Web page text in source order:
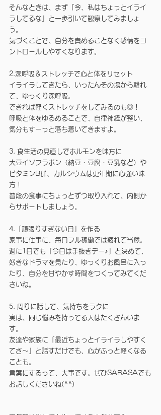
そんなときは、まず「今、私はちょっとイライ
ラしてるな」と一歩引いて観察してみましょ
う。
気づくことで、自分を責めることなく感情をコ
ントロールしやすくなります。
2.深呼吸＆ストレッチで心と体をリセット
イライラしてきたら、いったんその場から離れ
て、ゆっくり深呼吸。
できれば軽くストレッチをしてみるのも◎！
呼吸と体をゆるめることで、自律神経が整い、
気分もすーっと落ち着いてきますよ。
3. 食生活の見直しでホルモンを味方に
大豆イソフラボン（納豆・豆腐・豆乳など）や
ビタミンB群、カルシウムは更年期に心強い味
方！
普段の食事にちょっとずつ取り入れて、内側か
らサポートしましょう。
4.「頑張りすぎない日」を作る
家事に仕事に、毎日フル稼働では疲れて当然。
週に1日でも「今日は手抜きデー♪」と決めて、
好きなドラマを見たり、ゆっくりお風呂に入っ
たり、自分を甘やかす時間をつくってみてくだ
さいね。
5. 周りに話して、気持ちをラクに
実は、同じ悩みを持ってる人はたくさんいま
す。
友達や家族に「最近ちょっとイライラしやすく
てさ～」と話すだけでも、心がふっと軽くなる
ことも。
言葉にするって、大事です。ぜひSARASAでも
お話しくださいね(^^)